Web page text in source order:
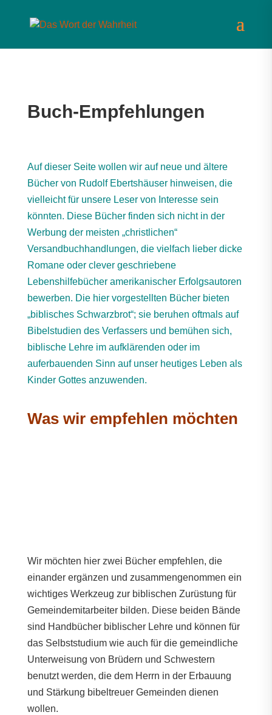
Buch-Empfehlungen
Auf dieser Seite wollen wir auf neue und ältere
Bücher von Rudolf Ebertshäuser hinweisen, die
vielleicht für unsere Leser von Interesse sein
könnten. Diese Bücher finden sich nicht in der
Werbung der meisten „christlichen“
Versandbuchhandlungen, die vielfach lieber dicke
Romane oder clever geschriebene
Lebenshilfebücher amerikanischer Erfolgsautoren
bewerben. Die hier vorgestellten Bücher bieten
„biblisches Schwarzbrot“; sie beruhen oftmals auf
Bibelstudien des Verfassers und bemühen sich,
biblische Lehre im aufklärenden oder im
auferbauenden Sinn auf unser heutiges Leben als
Kinder Gottes anzuwenden.
Was wir empfehlen möchten
Wir möchten hier zwei Bücher empfehlen, die
einander ergänzen und zusammengenommen ein
wichtiges Werkzeug zur biblischen Zurüstung für
Gemeindemitarbeiter bilden. Diese beiden Bände
sind Handbücher biblischer Lehre und können für
das Selbststudium wie auch für die gemeindliche
Unterweisung von Brüdern und Schwestern
benutzt werden, die dem Herrn in der Erbauung
und Stärkung bibeltreuer Gemeinden dienen
wollen.